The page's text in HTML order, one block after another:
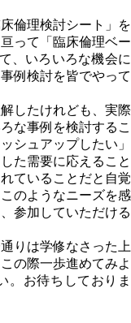
倫理検討シート」を
って「臨床倫理ベー
、いろいろな機会に
例検討を皆でやって
したけれども、実際
な事例を検討するこ
シュアップしたい」
た需要に応えること
ていることだと自覚
のようなニーズを感
参加していただける
りは学修なさった上
の際一歩進めてみよ
。お待ちしておりま